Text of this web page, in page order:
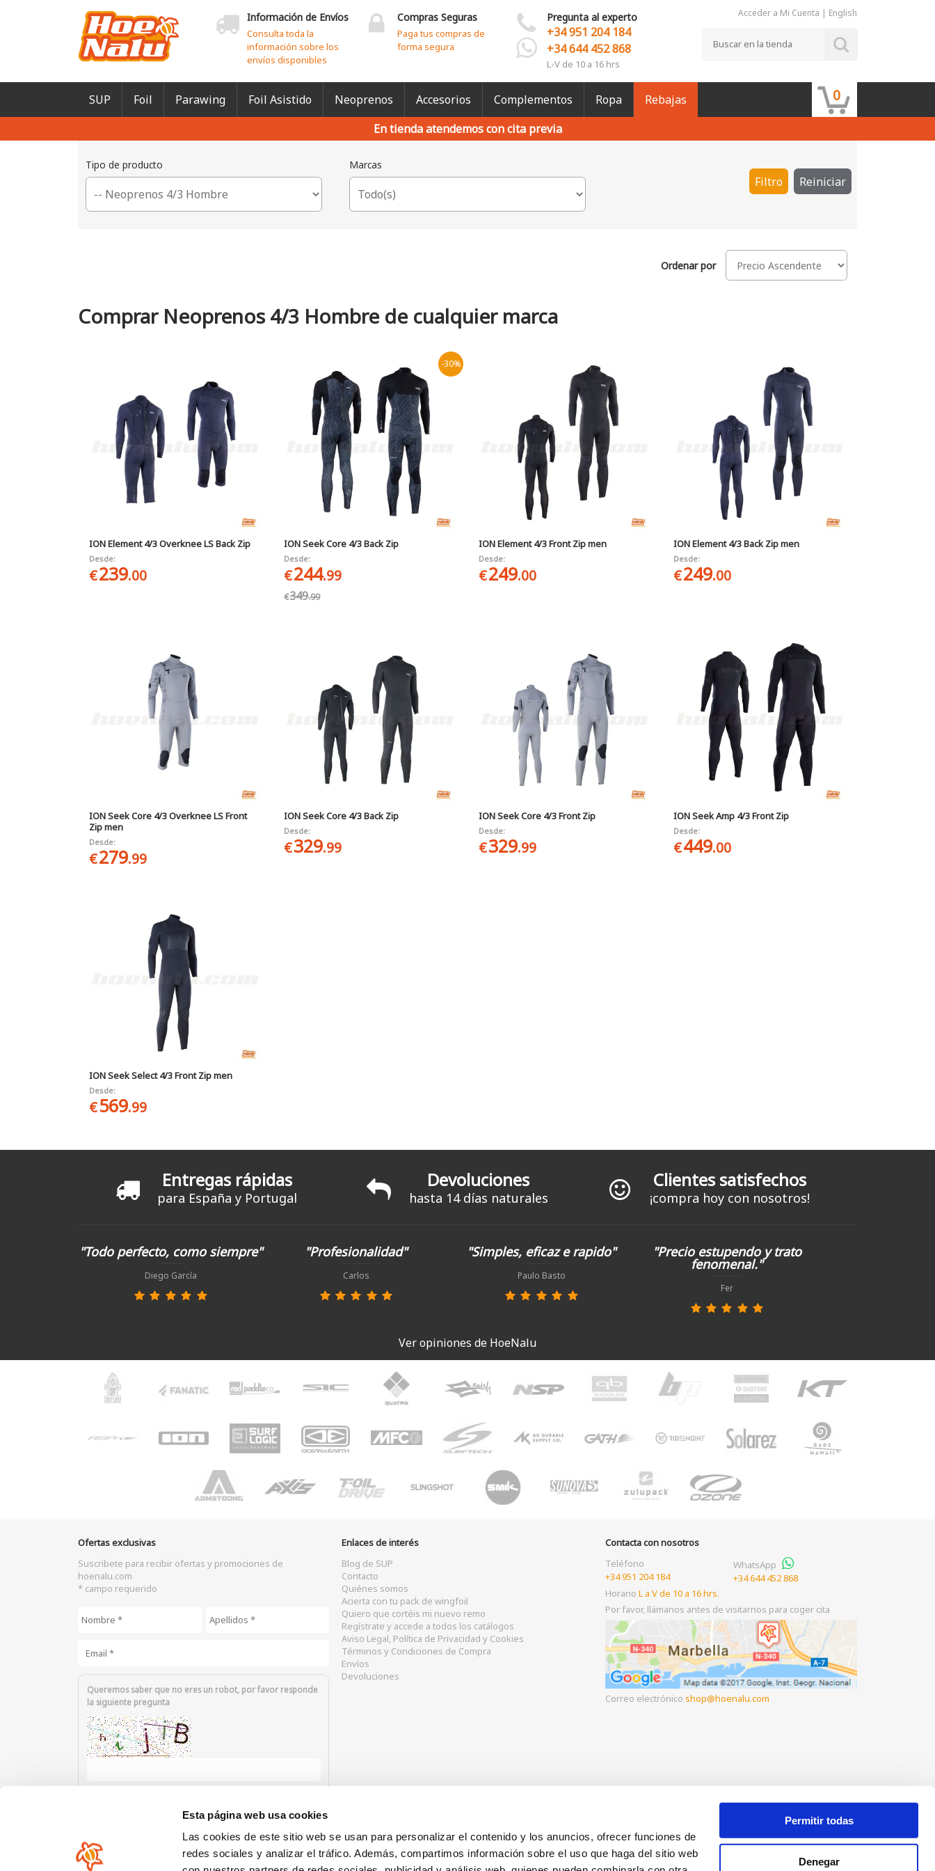
Esta página web usa cookies
Las cookies de este sitio web se usan para personalizar el contenido y los anuncios, ofrecer funciones de
redes sociales y analizar el tráfico. Además, compartimos información sobre el uso que haga del sitio web
Permitir todas
Denegar
Información de Envíos
Consulta toda la
información sobre los
envíos disponibles
Compras Seguras
Paga tus compras de
forma segura
Pregunta al experto
+34 951 204 184
+34 644 452 868
L-V de 10 a 16 hrs
Acceder a Mi Cuenta | English
SUP Foil Parawing Foil Asistido Neoprenos Accesorios Complementos Ropa Rebajas 0
En tienda atendemos con cita previa
Tipo de producto Marcas
Filtro Reiniciar
Ordenar por
Comprar Neoprenos 4/3 Hombre de cualquier marca
ION Element 4/3 Overknee LS Back Zip
Desde:
€239.00
-30%
ION Seek Core 4/3 Back Zip
Desde:
€244.99
€349.99
ION Element 4/3 Front Zip men
Desde:
€249.00
ION Element 4/3 Back Zip men
Desde:
€249.00
ION Seek Core 4/3 Overknee LS Front
Zip men
Desde:
€279.99
ION Seek Core 4/3 Back Zip
Desde:
€329.99
ION Seek Core 4/3 Front Zip
Desde:
€329.99
ION Seek Amp 4/3 Front Zip
Desde:
€449.00
ION Seek Select 4/3 Front Zip men
Desde:
€569.99
Entregas rápidas
para España y Portugal
Devoluciones
hasta 14 días naturales
Clientes satisfechos
¡compra hoy con nosotros!
"Todo perfecto, como siempre"
Diego García
"Profesionalidad"
Carlos
"Simples, eficaz e rapido"
Paulo Basto
"Precio estupendo y trato
fenomenal."
Fer
Ver opiniones de HoeNalu
Ofertas exclusivas
Suscribete para recibir ofertas y promociones de
hoenalu.com
* campo requerido
Queremos saber que no eres un robot, por favor responde
la siguiente pregunta
Enlaces de interés
Blog de SUP
Contacto
Quiénes somos
Acierta con tu pack de wingfoil
Quiero que cortéis mi nuevo remo
Regístrate y accede a todos los catálogos
Aviso Legal, Política de Privacidad y Cookies
Términos y Condiciones de Compra
Envíos
Devoluciones
Contacta con nosotros
Teléfono
+34 951 204 184
WhatsApp
+34 644 452 868
HorarioL a V de 10 a 16 hrs.
Por favor, llámanos antes de visitarnos para coger cita
Correo electrónicoshop hoenalu.com